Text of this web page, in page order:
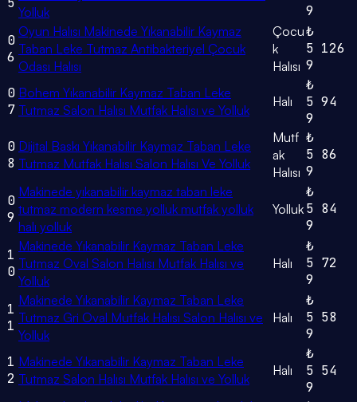
Yolluk
9
0
6
Oyun Halısı Makinede Yıkanabilir Kaymaz
Taban Leke Tutmaz Antibakteriyel Çocuk
Odası Halısı
Çocu
k
Halısı
₺
5
9
126
0
7
Bohem Yıkanabilir Kaymaz Taban Leke
Tutmaz Salon Halısı Mutfak Halısı ve Yolluk
Halı
₺
5
9
94
0
8
Dijital Baskı Yıkanabilir Kaymaz Taban Leke
Tutmaz Mutfak Halısı Salon Halısı Ve Yolluk
Mutf
ak
Halısı
₺
5
9
86
0
9
Makinede yıkanabilir kaymaz taban leke
tutmaz modern kesme yolluk mutfak yolluk
halı yolluk
Yolluk
₺
5
9
84
1
0
Makinede Yıkanabilir Kaymaz Taban Leke
Tutmaz Oval Salon Halısı Mutfak Halısı ve
Yolluk
Halı
₺
5
9
72
1
1
Makinede Yıkanabilir Kaymaz Taban Leke
Tutmaz Gri Oval Mutfak Halısı Salon Halısı ve
Yolluk
Halı
₺
5
9
58
1
2
Makinede Yıkanabilir Kaymaz Taban Leke
Tutmaz Salon Halısı Mutfak Halısı ve Yolluk
Halı
₺
5
9
54